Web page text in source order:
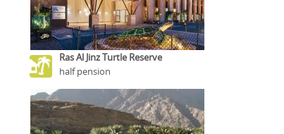
Ras Al Jinz Turtle Reserve
half pension